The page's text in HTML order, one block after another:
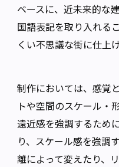
ベースに、近未来的な
国語表記を取り入れる
くい不思議な街に仕上
制作においては、感覚
トや空間のスケール・
遠近感を強調するため
り、スケール感を強調
離によって変えたり、